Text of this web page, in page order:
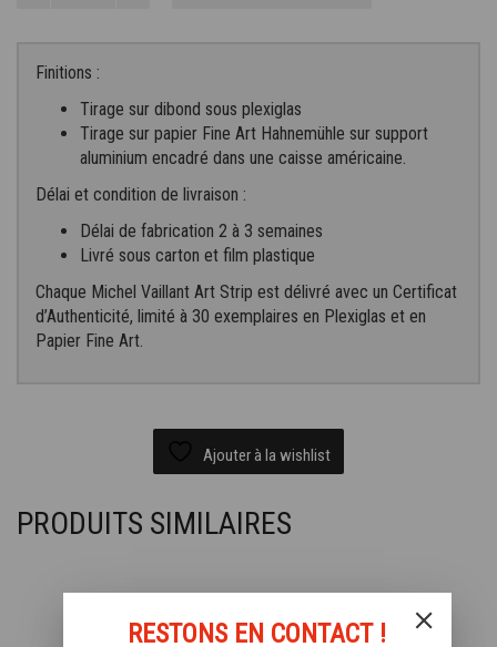
Prend
Finitions :
Tirage sur dibond sous plexiglas
Tirage sur papier Fine Art Hahnemühle sur support
aluminium encadré dans une caisse américaine.
Délai et condition de livraison :
Délai de fabrication 2 à 3 semaines
Livré sous carton et film plastique
Chaque Michel Vaillant Art Strip est délivré avec un Certificat
d’Authenticité, limité à 30 exemplaires en Plexiglas et en
Papier Fine Art.
Ajouter à la wishlist
PRODUITS SIMILAIRES
RESTONS EN CONTACT !